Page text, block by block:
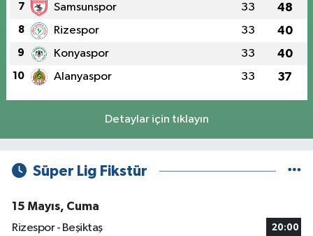
7 Samsunspor 33 48
8 Rizespor 33 40
9 Konyaspor 33 40
10 Alanyaspor 33 37
Detaylar için tıklayın
Süper Lig Fikstür
15 Mayıs, Cuma
Rizespor - Beşiktaş
20:00